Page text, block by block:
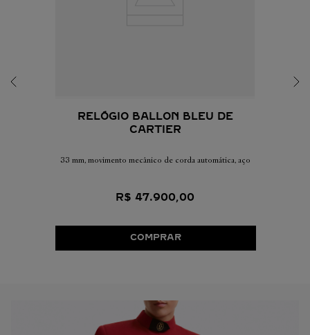
RELÓGIO BALLON BLEU DE
CARTIER
33 mm, movimento mecânico de corda automática, aço
R$ 47.900,00
COMPRAR